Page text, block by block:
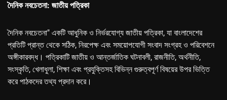
দৈনিক নবচেতনা: জাতীয় পত্রিকা
দৈনিক নবচেতনা" একটি আধুনিক ও নির্ভরযোগ্য জাতীয় পত্রিকা, যা বাংলাদেশের
প্রতিটি প্রান্ত থেকে সঠিক, নিরপেক্ষ এবং সময়োপযোগী সংবাদ সংগ্রহ ও পরিবেশনে
অঙ্গীকারবদ্ধ। পত্রিকাটি জাতীয় ও আন্তর্জাতিক ঘটনাবলী, রাজনীতি, অর্থনীতি,
সংস্কৃতি, খেলাধুলা, শিক্ষা এবং প্রযুক্তিসহ বিভিন্ন গুরুত্বপূর্ণ বিষয়ের উপর ভিত্তি
করে পাঠকদের তথ্য প্রদান করে।